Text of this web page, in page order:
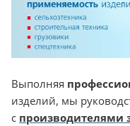
Выполняя
изделий, мы
с производителями